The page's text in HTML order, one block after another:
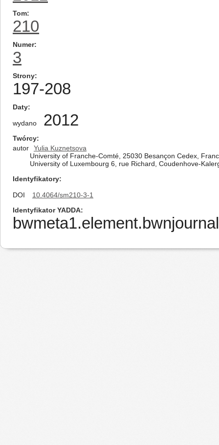
Tom
210
Numer
3
Strony
197-208
Daty
wydano 2012
Twórcy
autor
Yulia Kuznetsova
University of Franche-Comté, 25030 Besançon Cedex,
University of Luxembourg 6, rue Richard, Coudenhove-
Identyfikatory
DOI
10.4064/sm210-3-1
Identyfikator YADDA